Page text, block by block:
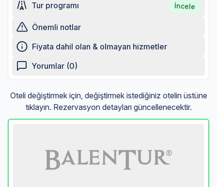
Tur programı
İncele
Önemli notlar
Fiyata dahil olan & olmayan hizmetler
Yorumlar (0)
Oteli değiştirmek için, değiştirmek istediğiniz otelin üstüne
tıklayın. Rezervasyon detayları güncellenecektir.